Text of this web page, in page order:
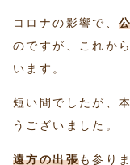
コロナの影響で、
のですが、これか
います。
短い間でしたが、
うございました。
遠方の出張も参り